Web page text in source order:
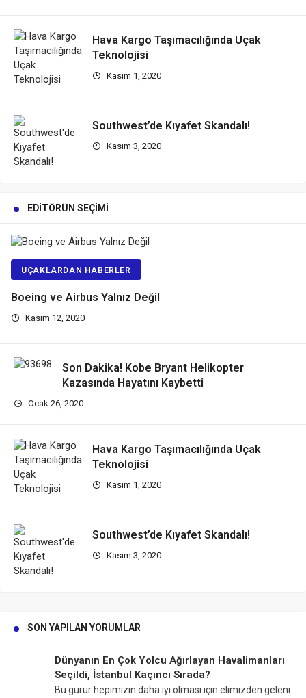
Hava Kargo Taşımacılığında Uçak
Teknolojisi
Kasım 1, 2020
Southwest’de Kıyafet Skandalı!
Kasım 3, 2020
EDITÖRÜN SEÇIMI
UÇAKLARDAN HABERLER
Boeing ve Airbus Yalnız Değil
Kasım 12, 2020
Son Dakika! Kobe Bryant Helikopter
Kazasında Hayatını Kaybetti
Ocak 26, 2020
Hava Kargo Taşımacılığında Uçak
Teknolojisi
Kasım 1, 2020
Southwest’de Kıyafet Skandalı!
Kasım 3, 2020
SON YAPILAN YORUMLAR
Dünyanın En Çok Yolcu Ağırlayan Havalimanları
Seçildi, İstanbul Kaçıncı Sırada?
Bu gurur hepimizin daha iyi olması için elimizden geleni